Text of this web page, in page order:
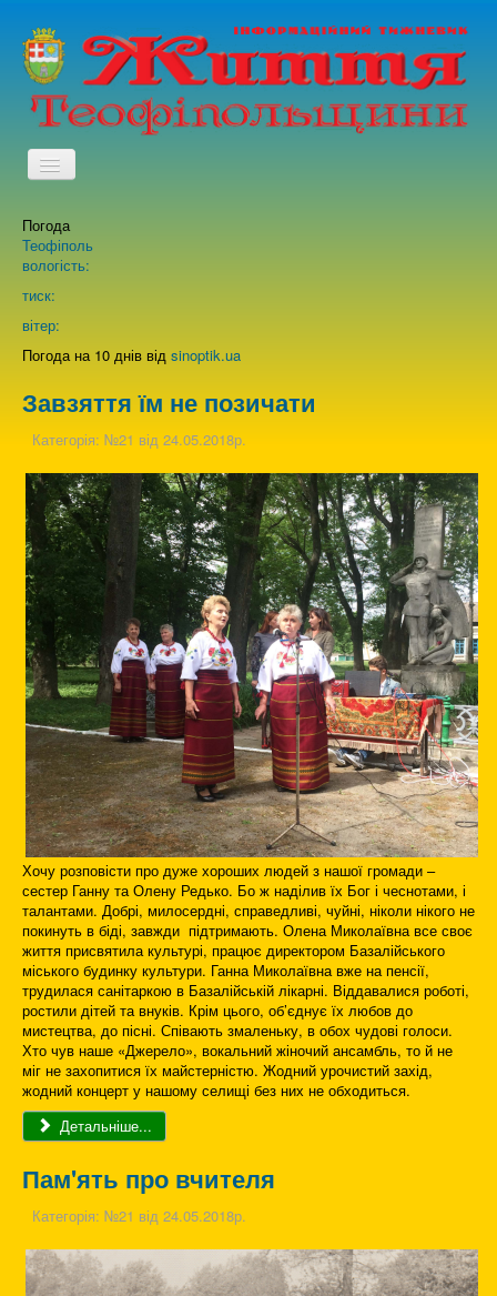
TPL_PROTOSTAR_TOGGLE_MENU
Про нас
Зворотній зв'язок
Погода
Теофіполь
вологість:
тиск:
вітер:
Погода на 10 днів від sinoptik.ua
Завзяття їм не позичати
Категорія: №21 від 24.05.2018р.
Хочу розповісти про дуже хороших людей з нашої громади –
сестер Ганну та Олену Редько. Бо ж наділив їх Бог і чеснотами, і
талантами. Добрі, милосердні, справедливі, чуйні, ніколи нікого не
покинуть в біді, завжди підтримають. Олена Миколаївна все своє
життя присвятила культурі, працює директором Базалійського
міського будинку культури. Ганна Миколаївна вже на пенсії,
трудилася санітаркою в Базалійській лікарні. Віддавалися роботі,
ростили дітей та внуків. Крім цього, об’єднує їх любов до
мистецтва, до пісні. Співають змаленьку, в обох чудові голоси.
Хто чув наше «Джерело», вокальний жіночий ансамбль, то й не
міг не захопитися їх майстерністю. Жодний урочистий захід,
жодний концерт у нашому селищі без них не обходиться.
Детальніше...
Пам'ять про вчителя
Категорія: №21 від 24.05.2018р.